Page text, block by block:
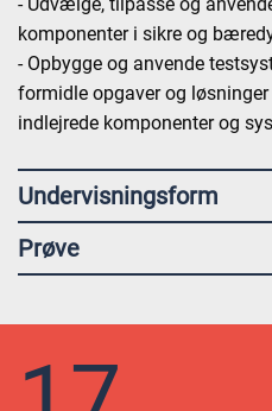
komponenter i sikre og
- Opbygge og anvende
formidle opgaver og
indlejrede komponenter og
Undervisningsform
Prøve